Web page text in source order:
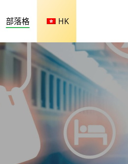
部落格 HK